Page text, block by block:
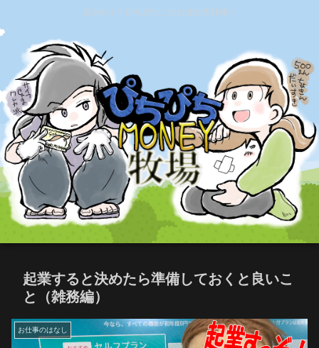
活きのイイぴちぴちしたお金が大好物！
起業すると決めたら準備しておくと良いこ
と（雑務編）
お仕事のはなし